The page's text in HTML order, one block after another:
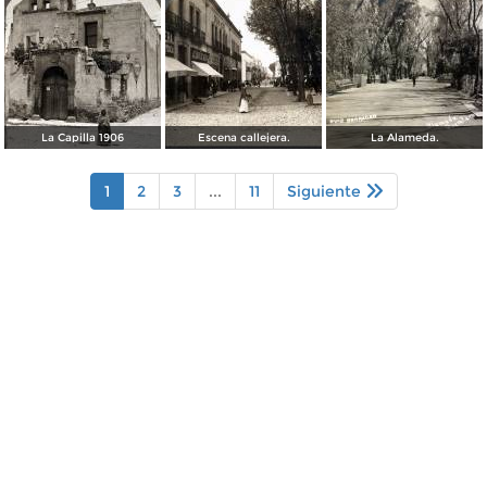
La Capilla 1906 Escena callejera. La Alameda.
1 2 3 ... 11 Siguiente